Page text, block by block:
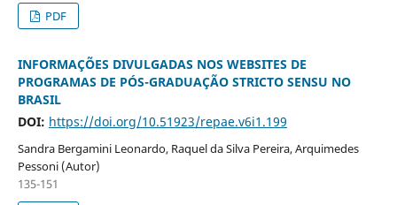
PDF
INFORMAÇÕES DIVULGADAS NOS WEBSITES DE
PROGRAMAS DE PÓS-GRADUAÇÃO STRICTO SENSU NO
BRASIL
DOI: https://doi.org/10.51923/repae.v6i1.199
Sandra Bergamini Leonardo, Raquel da Silva Pereira, Arquimedes
Pessoni (Autor)
135-151